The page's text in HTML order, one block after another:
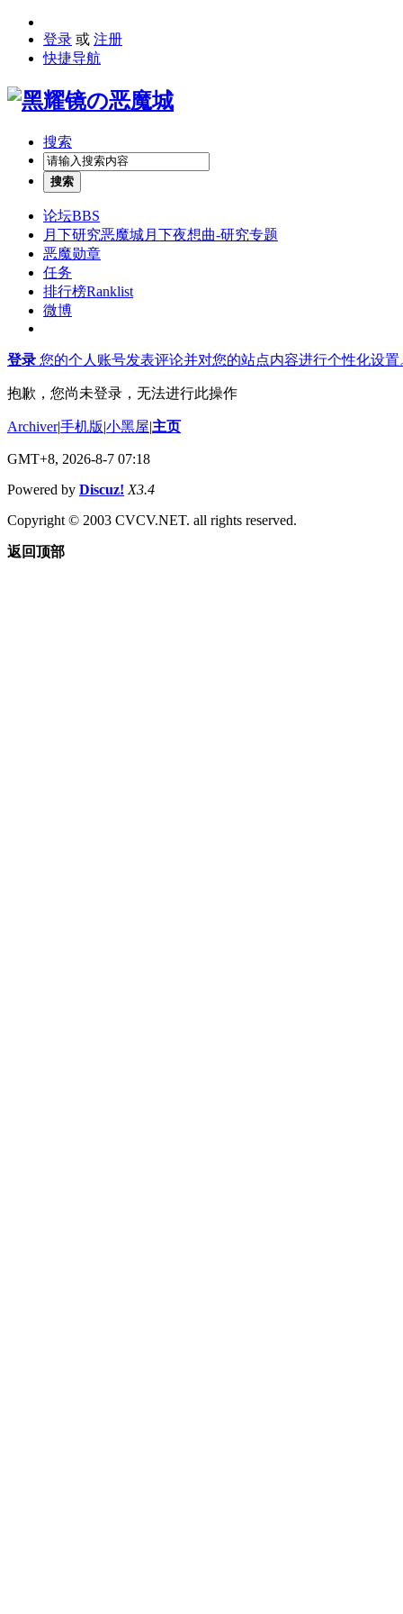
登录 或 注册
快捷导航
搜索
搜索
论坛BBS
月下研究恶魔城月下夜想曲-研究专题
恶魔勋章
任务
排行榜Ranklist
微博
登录 您的个人账号发表评论并对您的站点内容进行个性化设置
抱歉，您尚未登录，无法进行此操作
Archiver|手机版|小黑屋|主页
GMT+8, 2026-8-7 07:18
Powered by Discuz! X3.4
Copyright © 2003 CVCV.NET. all rights reserved.
返回顶部